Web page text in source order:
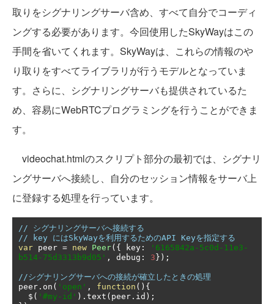
取りをシグナリングサーバ含め、すべて自分でコーディ
ングする必要があります。今回使用したSkyWayはこの
手間を省いてくれます。SkyWayは、これらの情報のや
り取りをすべてライブラリが行うモデルとなっていま
す。さらに、シグナリングサーバも提供されているた
め、容易にWebRTCプログラミングを行うことができま
す。
videochat.htmlのスクリプト部分の最初では、シグナリ
ングサーバへ接続し、自分のセッション情報をサーバ上
に登録する処理を行っています。
// シグナリングサーバへ接続する
// key にはSkyWayを利用するためのAPI Keyを指定する
var peer = new Peer({ key :
'6165842a-5c0d-11e3-
b514-75d3313b9d05' , debug : 3});
//シグナリングサーバへの接続が確立したときの処理
peer . on ( 'open' , function (){
  $
( '#my-id' ). text ( peer . id );